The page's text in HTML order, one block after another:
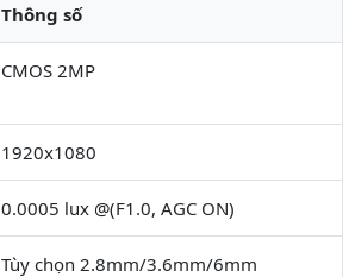
Thông số
CMOS 2MP
1920x1080
0.0005 lux @(F1.0, AGC ON)
Tùy chọn 2.8mm/3.6mm/6mm